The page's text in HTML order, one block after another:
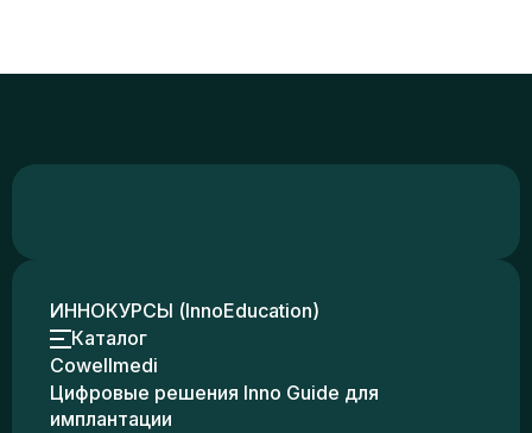
ИННОКУРСЫ (InnoEducation)
Каталог
Cowellmedi
Цифровые решения Inno Guide для
имплантации